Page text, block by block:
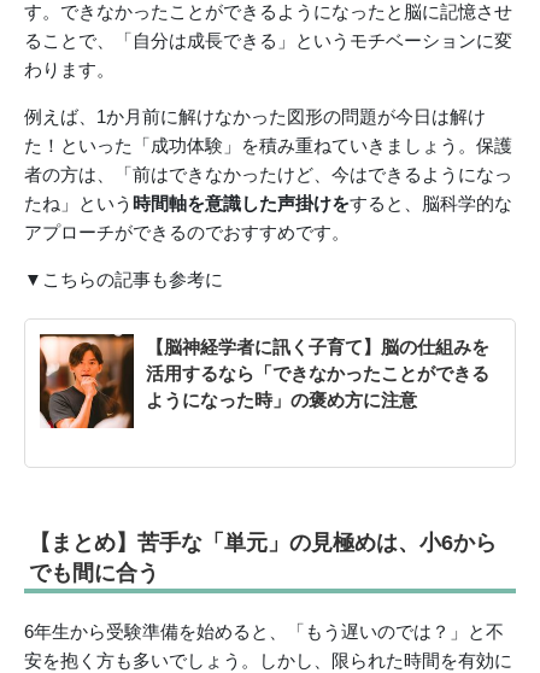
す。できなかったことができるようになったと脳に記憶させ
ることで、「自分は成長できる」というモチベーションに変
わります。
例えば、1か月前に解けなかった図形の問題が今日は解け
た！といった「成功体験」を積み重ねていきましょう。保護
者の方は、「前はできなかったけど、今はできるようになっ
たね」という 時間軸を意識した声掛けをすると、脳科学的な
アプローチができるのでおすすめです。
▼こちらの記事も参考に
【脳神経学者に訊く子育て】脳の仕組みを
活用するなら「できなかったことができる
ようになった時」の褒め方に注意
【まとめ】苦手な「単元」の見極めは、小6から
でも間に合う
6年生から受験準備を始めると、「もう遅いのでは？」と不
安を抱く方も多いでしょう。しかし、限られた時間を有効に